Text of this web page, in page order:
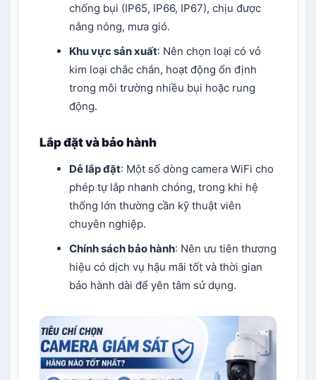
chống bụi (IP65, IP66, IP67), chịu được
nắng nóng, mưa gió.
Khu vực sản xuất: Nên chọn loại có vỏ
kim loại chắc chắn, hoạt động ổn định
trong môi trường nhiều bụi hoặc rung
động.
Lắp đặt và bảo hành
Dễ lắp đặt: Một số dòng camera WiFi cho
phép tự lắp nhanh chóng, trong khi hệ
thống lớn thường cần kỹ thuật viên
chuyên nghiệp.
Chính sách bảo hành: Nên ưu tiên thương
hiệu có dịch vụ hậu mãi tốt và thời gian
bảo hành dài để yên tâm sử dụng.